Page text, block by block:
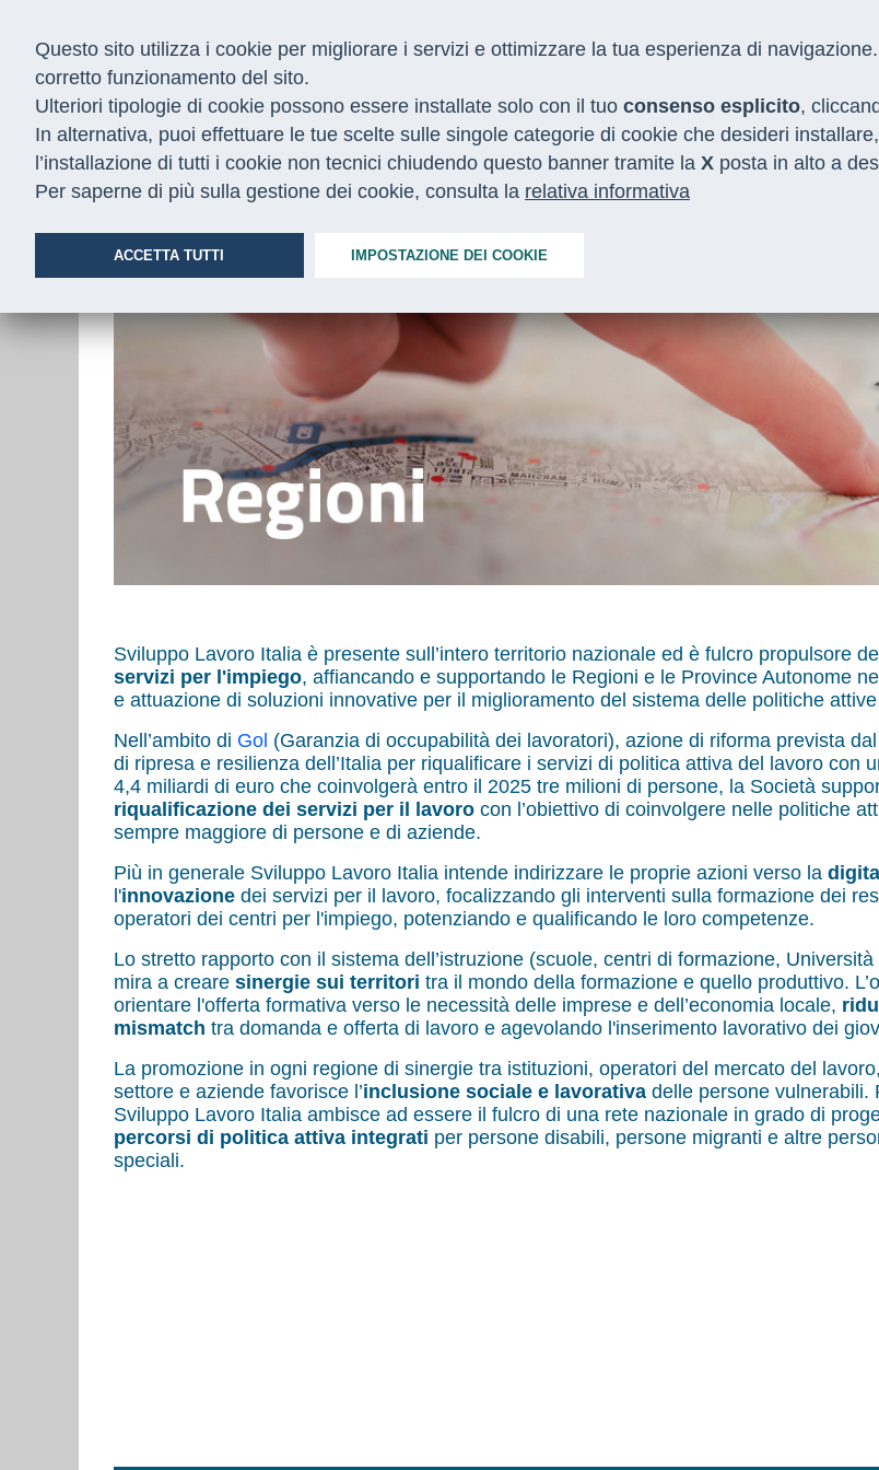
CHI SIAMO COSA FACCIAMO I NOSTRI SERVIZI MEDIA CON LE
Home / Regioni
Sviluppo Lavoro Italia è presente sull’intero territorio nazionale ed è fulcro propulsore
servizi per l'impiego, affiancando e supportando le Regioni e le Province Autonome
e attuazione di soluzioni innovative per il miglioramento del sistema delle politiche
Nell’ambito di Gol (Garanzia di occupabilità dei lavoratori), azione di riforma prevista
di ripresa e resilienza dell’Italia per riqualificare i servizi di politica attiva del lavoro con
4,4 miliardi di euro che coinvolgerà entro il 2025 tre milioni di persone, la Società
riqualificazione dei servizi per il lavoro con l’obiettivo di coinvolgere nelle politiche
sempre maggiore di persone e di aziende.
Più in generale Sviluppo Lavoro Italia intende indirizzare le proprie azioni verso la
l'innovazione dei servizi per il lavoro, focalizzando gli interventi sulla formazione dei
operatori dei centri per l'impiego, potenziando e qualificando le loro competenze.
Lo stretto rapporto con il sistema dell’istruzione (scuole, centri di formazione,
mira a creare sinergie sui territori tra il mondo della formazione e quello produttivo.
orientare l'offerta formativa verso le necessità delle imprese e dell’economia locale,
mismatch tra domanda e offerta di lavoro e agevolando l'inserimento lavorativo dei
La promozione in ogni regione di sinergie tra istituzioni, operatori del mercato del
settore e aziende favorisce l’inclusione sociale e lavorativa delle persone vulnerabili.
Sviluppo Lavoro Italia ambisce ad essere il fulcro di una rete nazionale in grado di
percorsi di politica attiva integrati per persone disabili, persone migranti e altre
speciali.
Questo sito utilizza i cookie per migliorare i servizi e ottimizzare la tua esperienza di
corretto funzionamento del sito.
Ulteriori tipologie di cookie possono essere installate solo con il tuo consenso esplicito,
In alternativa, puoi effettuare le tue scelte sulle singole categorie di cookie che desideri
l’installazione di tutti i cookie non tecnici chiudendo questo banner tramite la X posta in alto a
Per saperne di più sulla gestione dei cookie, consulta la relativa informativa
ACCETTA TUTTI IMPOSTAZIONE DEI COOKIE